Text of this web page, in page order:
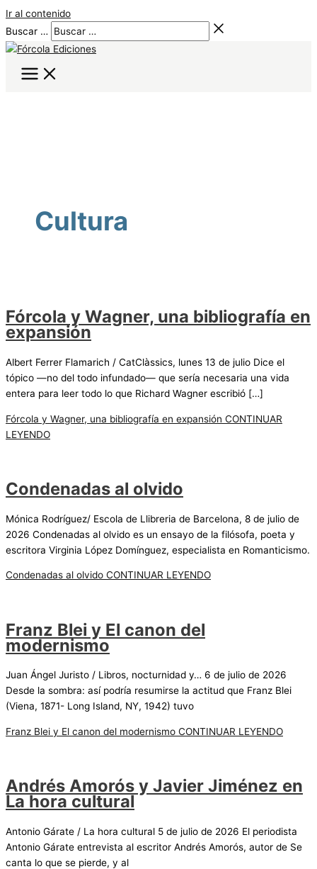
Ir al contenido
Buscar …
Cultura
Fórcola y Wagner, una bibliografía en
expansión
Albert Ferrer Flamarich / CatClàssics, lunes 13 de julio Dice el
tópico —no del todo infundado— que sería necesaria una vida
entera para leer todo lo que Richard Wagner escribió […]
Fórcola y Wagner, una bibliografía en expansión CONTINUAR
LEYENDO
Condenadas al olvido
Mónica Rodríguez/ Escola de Llibreria de Barcelona, 8 de julio de
2026 Condenadas al olvido es un ensayo de la filósofa, poeta y
escritora Virginia López Domínguez, especialista en Romanticismo.
Condenadas al olvido CONTINUAR LEYENDO
Franz Blei y El canon del
modernismo
Juan Ángel Juristo / Libros, nocturnidad y… 6 de julio de 2026
Desde la sombra: así podría resumirse la actitud que Franz Blei
(Viena, 1871- Long Island, NY, 1942) tuvo
Franz Blei y El canon del modernismo CONTINUAR LEYENDO
Andrés Amorós y Javier Jiménez en
La hora cultural
Antonio Gárate / La hora cultural 5 de julio de 2026 El periodista
Antonio Gárate entrevista al escritor Andrés Amorós, autor de Se
canta lo que se pierde, y al